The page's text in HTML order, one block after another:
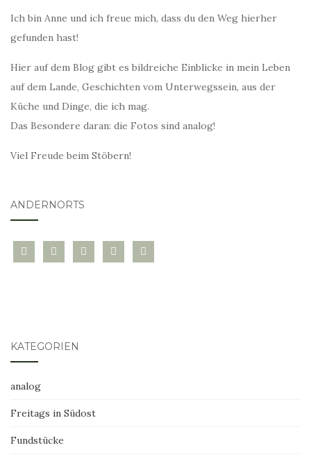
Ich bin Anne und ich freue mich, dass du den Weg hierher
gefunden hast!
Hier auf dem Blog gibt es bildreiche Einblicke in mein Leben
auf dem Lande, Geschichten vom Unterwegssein, aus der
Küche und Dinge, die ich mag.
Das Besondere daran: die Fotos sind analog!
Viel Freude beim Stöbern!
ANDERNORTS
bloglovininstagramtwitter pinterest
mail
KATEGORIEN
analog
Freitags in Südost
Fundstücke